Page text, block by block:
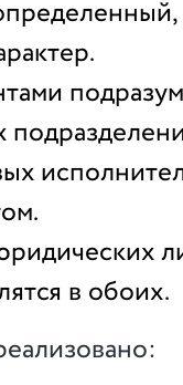
в обоих.